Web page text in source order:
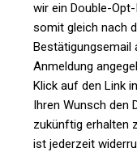
wir ein Double-
somit gleich nach
Bestätigungsemail
Anmeldung
Klick auf den Link
Ihren Wunsch den
zukünftig erhalten
ist jederzeit